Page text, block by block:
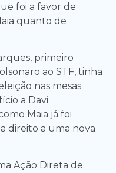
foi a favor de
quanto de
primeiro
ao STF, tinha
nas mesas
a Davi
Maia já foi
direito a uma nova
Ação Direta de